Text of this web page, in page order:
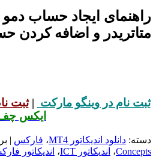
راهنمای ایجاد حساب
متاتریدر و اضافه کردن
ثبت نام در وینگو مارکت |ثبت
ایکس
دسته: دانلود اندیکاتور MT4 ، فارکس |
Concepts، اندیکاتور ICT ، اندیکاتور